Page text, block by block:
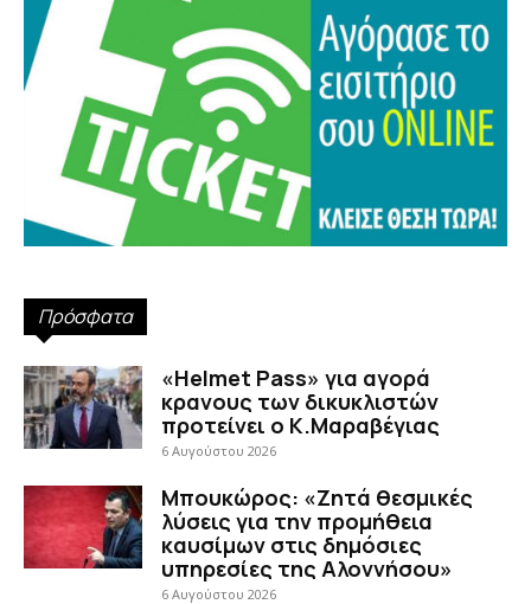
Πρόσφατα
«Helmet Pass» για αγορά
κρανους των δικυκλιστών
προτείνει ο Κ.Μαραβέγιας
6 Αυγούστου 2026
Μπουκώρος: «Ζητά θεσμικές
λύσεις για την προμήθεια
καυσίμων στις δημόσιες
υπηρεσίες της Αλοννήσου»
6 Αυγούστου 2026